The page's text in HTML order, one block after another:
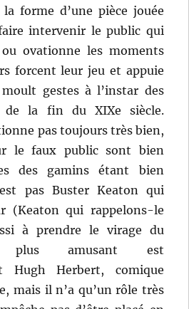
forme d’une pièce jouée
intervenir le public qui
ovationne les moments
forcent leur jeu et appuie
gestes à l’instar des
de la fin du XIXe siècle.
pas toujours très bien,
le faux public sont bien
des gamins étant bien
pas Buster Keaton qui
(Keaton qui rappelons-le
à prendre le virage du
plus amusant est
Hugh Herbert, comique
mais il n’a qu’un rôle très